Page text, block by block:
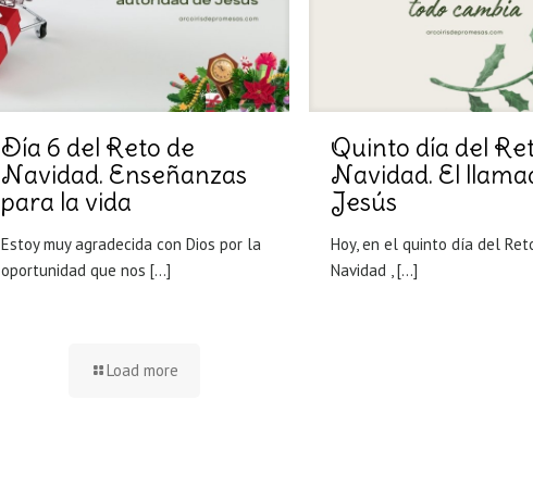
Día 6 del Reto de
Navidad. Enseñanzas
para la vida
Estoy muy agradecida con Dios por la
oportunidad que nos […]
Quinto día del
Navidad. El
Jesús
Hoy, en el quinto día del
Navidad ,[…]
Load more